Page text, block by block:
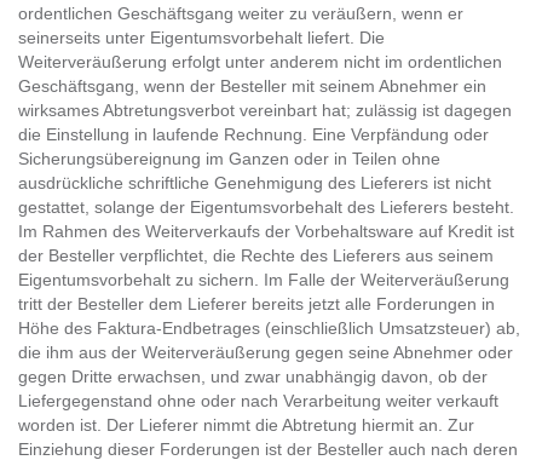
ordentlichen Geschäftsgang weiter zu veräußern, wenn er
seinerseits unter Eigentumsvorbehalt liefert. Die
Weiterveräußerung erfolgt unter anderem nicht im ordentlichen
Geschäftsgang, wenn der Besteller mit seinem Abnehmer ein
wirksames Abtretungsverbot vereinbart hat; zulässig ist dagegen
die Einstellung in laufende Rechnung. Eine Verpfändung oder
Sicherungsübereignung im Ganzen oder in Teilen ohne
ausdrückliche schriftliche Genehmigung des Lieferers ist nicht
gestattet, solange der Eigentumsvorbehalt des Lieferers besteht.
Im Rahmen des Weiterverkaufs der Vorbehaltsware auf Kredit ist
der Besteller verpflichtet, die Rechte des Lieferers aus seinem
Eigentumsvorbehalt zu sichern. Im Falle der Weiterveräußerung
tritt der Besteller dem Lieferer bereits jetzt alle Forderungen in
Höhe des Faktura-Endbetrages (einschließlich Umsatzsteuer) ab,
die ihm aus der Weiterveräußerung gegen seine Abnehmer oder
gegen Dritte erwachsen, und zwar unabhängig davon, ob der
Liefergegenstand ohne oder nach Verarbeitung weiter verkauft
worden ist. Der Lieferer nimmt die Abtretung hiermit an. Zur
Einziehung dieser Forderungen ist der Besteller auch nach deren